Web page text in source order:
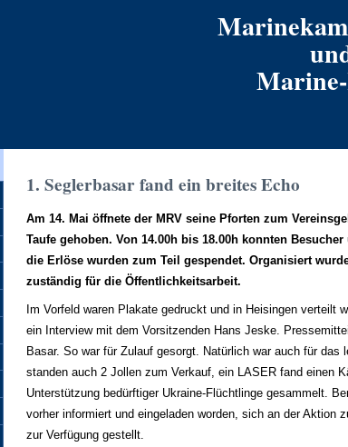
Marine-
1. Seglerbasar fand ein breites Echo
Am 14. Mai öffnete der MRV seine Pforten zum
Taufe gehoben. Von 14.00h bis 18.00h konnten
die Erlöse wurden zum Teil gespendet. Organisiert
zuständig für die Öffentlichkeitsarbeit.
Im Vorfeld waren Plakate gedruckt und in Heisingen verteilt
ein Interview mit dem Vorsitzenden Hans Jeske.
Basar. So war für Zulauf gesorgt. Natürlich war auch für
standen auch 2 Jollen zum Verkauf, ein LASER fand einen
Unterstützung bedürftiger Ukraine-Flüchtlinge gesammelt.
vorher informiert und eingeladen worden, sich an der Aktion
zur Verfügung gestellt.